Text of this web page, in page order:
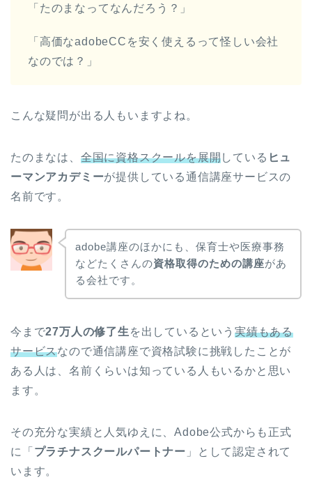
「たのまなってなんだろう？」
「高価なadobeCCを安く使えるって怪しい会社
なのでは？」
こんな疑問が出る人もいますよね。
たのまなは、 全国に資格スクールを展開している ヒュ
ーマンアカデミーが提供している通信講座サービスの
名前です。
adobe講座のほかにも、保育士や医療事務
などたくさんの資格取得のための講座があ
る会社です。
今まで27万人の修了生 を出しているという実績もある
サービスなので通信講座で資格試験に挑戦したことが
ある人は、名前くらいは知っている人もいるかと思い
ます。
その充分な実績と人気ゆえに、Adobe公式からも正式
に「 プラチナスクールパートナー 」として認定されて
います。